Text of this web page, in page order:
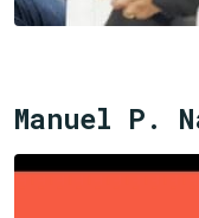
Manuel P.